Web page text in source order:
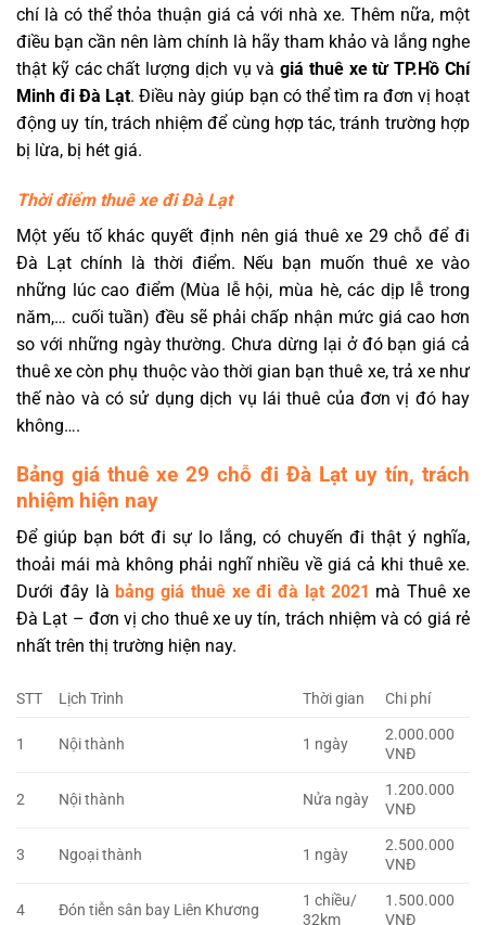
chí là có thể thỏa thuận giá cả với nhà xe. Thêm nữa, một
điều bạn cần nên làm chính là hãy tham khảo và lắng nghe
thật kỹ các chất lượng dịch vụ vàgiá thuê xe từ TP.Hồ Chí
Minh đi Đà Lạt. Điều này giúp bạn có thể tìm ra đơn vị hoạt
động uy tín, trách nhiệm để cùng hợp tác, tránh trường hợp
bị lừa, bị hét giá.
Thời điểm thuê xe đi Đà Lạt
Một yếu tố khác quyết định nên giá thuê xe 29 chỗ để đi
Đà Lạt chính là thời điểm. Nếu bạn muốn thuê xe vào
những lúc cao điểm (Mùa lễ hội, mùa hè, các dịp lễ trong
năm,… cuối tuần) đều sẽ phải chấp nhận mức giá cao hơn
so với những ngày thường. Chưa dừng lại ở đó bạn giá cả
thuê xe còn phụ thuộc vào thời gian bạn thuê xe, trả xe như
thế nào và có sử dụng dịch vụ lái thuê của đơn vị đó hay
không….
Bảng giá thuê xe 29 chỗ đi Đà Lạt uy tín, trách
nhiệm hiện nay
Để giúp bạn bớt đi sự lo lắng, có chuyến đi thật ý nghĩa,
thoải mái mà không phải nghĩ nhiều về giá cả khi thuê xe.
Dưới đây là bảng giá thuê xe đi đà lạt 2021 mà Thuê xe
Đà Lạt – đơn vị cho thuê xe uy tín, trách nhiệm và có giá rẻ
nhất trên thị trường hiện nay.
STT Lịch Trình Thời gian Chi phí
1 Nội thành 1 ngày
2.000.000
VNĐ
2 Nội thành Nửa ngày
1.200.000
VNĐ
3 Ngoại thành 1 ngày
2.500.000
VNĐ
4 Đón tiễn sân bay Liên Khương
1 chiều/
32km
1.500.000
VNĐ